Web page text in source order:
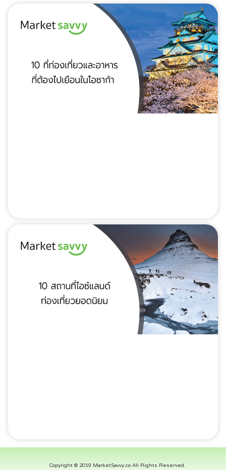
Copyright © 2019 MarketSavvy.co All Rights Reserved.